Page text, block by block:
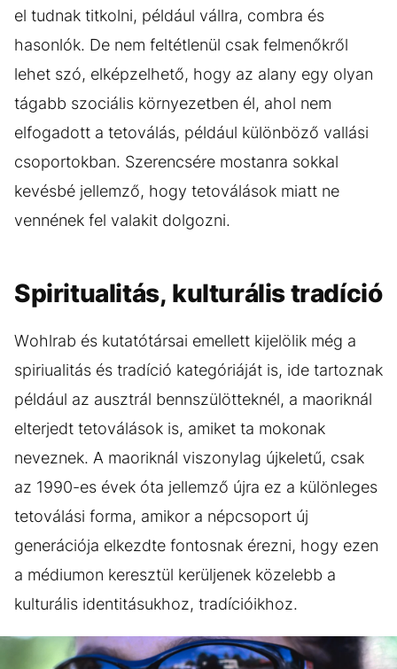
el tudnak titkolni, például vállra, combra és
hasonlók. De nem feltétlenül csak felmenőkről
lehet szó, elképzelhető, hogy az alany egy olyan
tágabb szociális környezetben él, ahol nem
elfogadott a tetoválás, például különböző vallási
csoportokban. Szerencsére mostanra sokkal
kevésbé jellemző, hogy tetoválások miatt ne
vennének fel valakit dolgozni.
Spiritualitás, kulturális tradíció
Wohlrab és kutatótársai emellett kijelölik még a
spiriualitás és tradíció kategóriáját is, ide tartoznak
például az ausztrál bennszülötteknél, a maoriknál
elterjedt tetoválások is, amiket ta mokonak
neveznek. A maoriknál viszonylag újkeletű, csak
az 1990-es évek óta jellemző újra ez a különleges
tetoválási forma, amikor a népcsoport új
generációja elkezdte fontosnak érezni, hogy ezen
a médiumon keresztül kerüljenek közelebb a
kulturális identitásukhoz, tradícióikhoz.